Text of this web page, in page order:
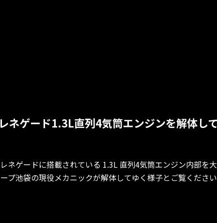
ネゲード1.3L直列4気筒エンジンを解体し
ネゲードに搭載されている 1.3L 直列4気筒エンジン内部を大
プ池袋の現役メカニックが解体してゆく様子とご覧ください